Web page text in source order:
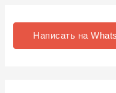
Написать на